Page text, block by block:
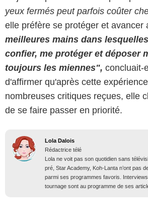
yeux fermés peut parfois coûter
elle préfère se protéger et avancer
meilleures mains dans
confier, me protéger et déposer
toujours les miennes", concluait-
d'affirmer qu'après cette
nombreuses critiques reçues, elle
de se faire passer en priorité.
Lola Dalois
Rédactrice télé
Lola ne voit pas son quotidien sans
pré, Star Academy, Koh-Lanta n’ont pas
parmi ses programmes favoris.
tournage sont au programme de ses